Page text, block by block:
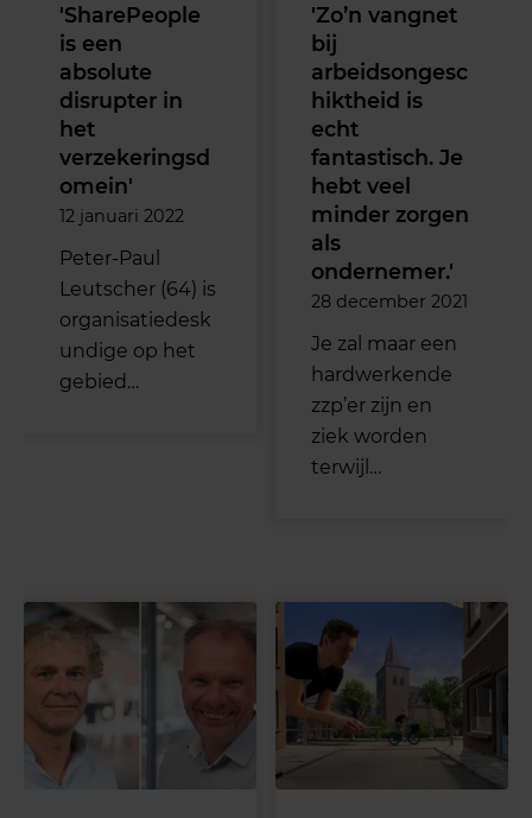
'SharePeople
is een
absolute
disrupter in
het
verzekeringsd
omein'
12 januari 2022
Peter-Paul
Leutscher (64) is
organisatiedesk
undige op het
gebied…
'Zo’n vangnet
bij
arbeidsongesc
hiktheid is
echt
fantastisch. Je
hebt veel
minder zorgen
als
ondernemer.'
28 december 2021
Je zal maar een
hardwerkende
zzp’er zijn en
ziek worden
terwijl…